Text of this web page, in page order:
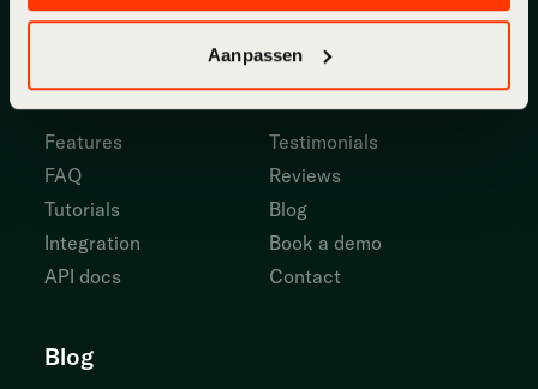
Aanpassen
About
Features
FAQ
Tutorials
Integration
API docs
Support
Testimonials
Reviews
Blog
Book a demo
Contact
Blog
DE|EN|ES|FR|NL